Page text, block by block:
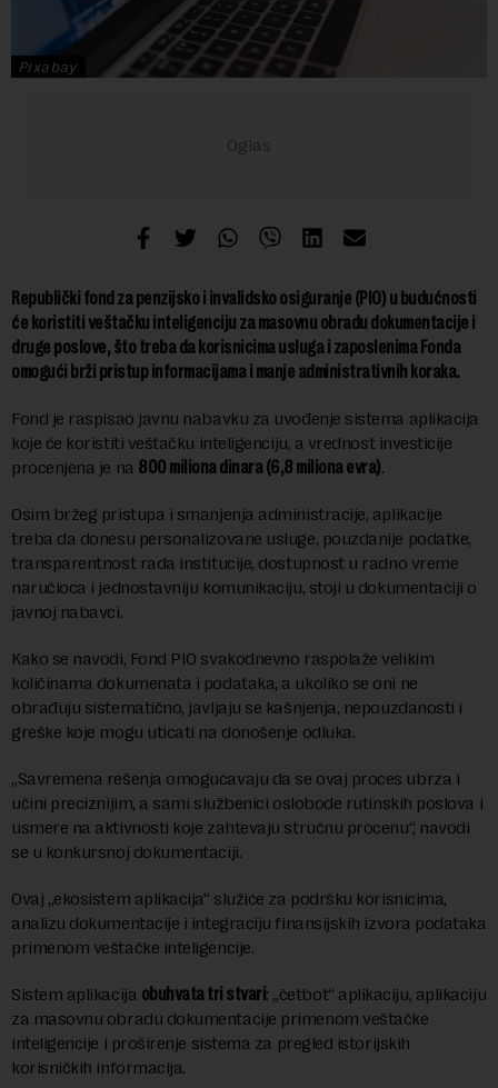
Pixabay
Republički fond za penzijsko i invalidsko osiguranje (PIO) u budućnosti
će koristiti veštačku inteligenciju za masovnu obradu dokumentacije i
druge poslove, što treba da korisnicima usluga i zaposlenima Fonda
omogući brži pristup informacijama i manje administrativnih koraka.
Fond je raspisao javnu nabavku za uvođenje sistema aplikacija
koje će koristiti veštačku inteligenciju, a vrednost investicije
procenjena je na 800 miliona dinara (6,8 miliona evra).
Osim bržeg pristupa i smanjenja administracije, aplikacije
treba da donesu personalizovane usluge, pouzdanije podatke,
transparentnost rada institucije, dostupnost u radno vreme
naručioca i jednostavniju komunikaciju, stoji u dokumentaciji o
javnoj nabavci.
Kako se navodi, Fond PIO svakodnevno raspolaže velikim
količinama dokumenata i podataka, a ukoliko se oni ne
obrađuju sistematično, javljaju se kašnjenja, nepouzdanosti i
greške koje mogu uticati na donošenje odluka.
„Savremena rešenja omogućavaju da se ovaj proces ubrza i
učini preciznijim, a sami službenici oslobode rutinskih poslova i
usmere na aktivnosti koje zahtevaju stručnu procenu“, navodi
se u konkursnoj dokumentaciji.
Ovaj „ekosistem aplikacija“ služiće za podršku korisnicima,
analizu dokumentacije i integraciju finansijskih izvora podataka
primenom veštačke inteligencije.
Sistem aplikacija obuhvata tri stvari: „četbot“ aplikaciju, aplikaciju
za masovnu obradu dokumentacije primenom veštačke
inteligencije i proširenje sistema za pregled istorijskih
korisničkih informacija.